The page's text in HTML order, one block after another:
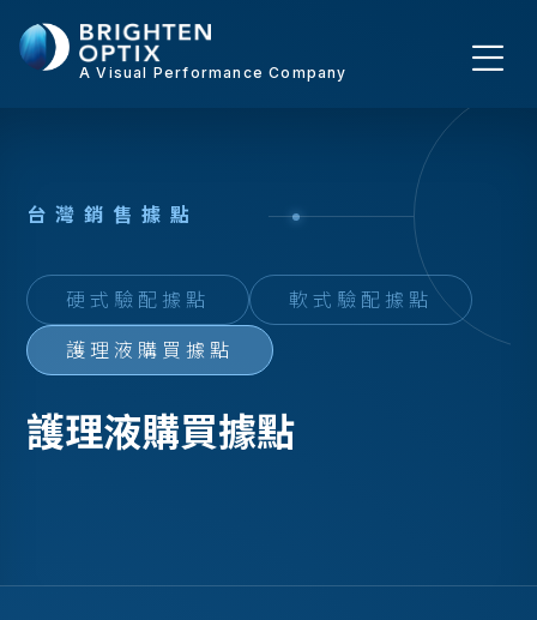
A Visual Performance Company
台灣銷 售據點
硬式驗配據點 軟式驗配據點
護理液購買據點
護理液購買據點